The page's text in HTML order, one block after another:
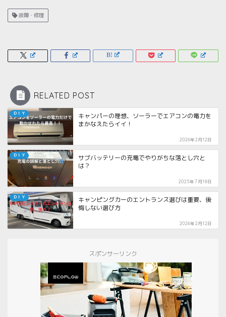
故障・修理
RELATED POST
ＤＩＹ
キャンパーの理想、ソーラーでエアコンの電力を
まかなえたらイイ！
2026年2月12日
ＤＩＹ
サブバッテリーの充電でやりがちな落とし穴と
は？
2025年7月18日
ＤＩＹ
キャンピングカーのエントランス選びは重要、後
悔しない選び方
2026年2月12日
スポンサーリンク